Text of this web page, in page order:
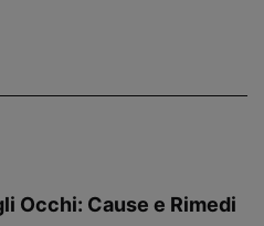
Occhi: Cause e Rimedi